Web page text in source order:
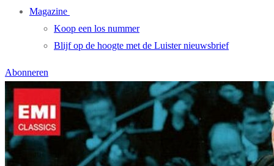
Magazine
Koop een los nummer
Blijf op de hoogte met de Luister nieuwsbrief
Abonneren